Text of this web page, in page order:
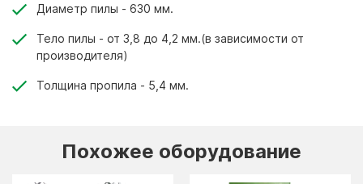
Диаметр пилы - 630 мм.
Тело пилы - от 3,8 до 4,2 мм.(в зависимости от
производителя)
Толщина пропила - 5,4 мм.
Похожее оборудование